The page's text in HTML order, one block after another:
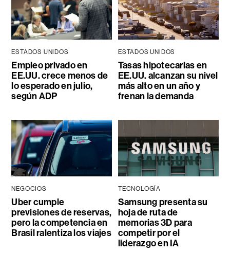
ESTADOS UNIDOS
Empleo privado en
EE.UU. crece menos de
lo esperado en julio,
según ADP
ESTADOS UNIDOS
Tasas hipotecarias en
EE.UU. alcanzan su nivel
más alto en un año y
frenan la demanda
NEGOCIOS
Uber cumple
previsiones de reservas,
pero la competencia en
Brasil ralentiza los viajes
TECNOLOGÍA
Samsung presenta su
hoja de ruta de
memorias 3D para
competir por el
liderazgo en IA